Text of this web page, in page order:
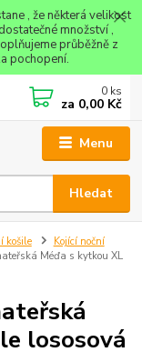
, že některá velikost
množství ,
průběžně z
pochopení.
Menu
Hledat
0 ks
za 0,00 Kč
košile
Kojící noční
Méďa s kytkou XL
lososová